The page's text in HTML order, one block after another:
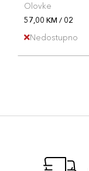
Olovke
57,00 KM / 02
Nedostupno